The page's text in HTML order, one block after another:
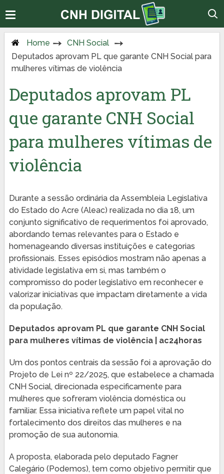
Home
CNH Social
Deputados aprovam PL que garante CNH Social para
mulheres vítimas de violência
Deputados aprovam PL
que garante CNH Social
para mulheres vítimas de
violência
Durante a sessão ordinária da Assembleia Legislativa
do Estado do Acre (Aleac) realizada no dia 18, um
conjunto significativo de requerimentos foi aprovado,
abordando temas relevantes para o Estado e
homenageando diversas instituições e categorias
profissionais. Esses episódios mostram não apenas a
atividade legislativa em si, mas também o
compromisso do poder legislativo em reconhecer e
valorizar iniciativas que impactam diretamente a vida
da população.
Deputados aprovam PL que garante CNH Social
para mulheres vítimas de violência | ac24horas
Um dos pontos centrais da sessão foi a aprovação do
Projeto de Lei nº 22/2025, que estabelece a chamada
CNH Social, direcionada especificamente para
mulheres que sofreram violência doméstica ou
familiar. Essa iniciativa reflete um papel vital no
fortalecimento dos direitos das mulheres e na
promoção de sua autonomia.
A proposta, elaborada pelo deputado Fagner
Calegário (Podemos), tem como objetivo permitir que